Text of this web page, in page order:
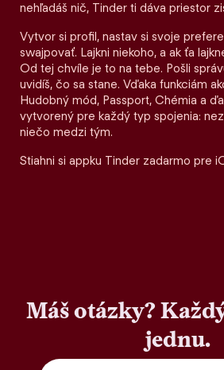
nehľadáš nič, Tinder ti dáva priestor
Vytvor si profil, nastav si svoje
swajpovať. Lajkni niekoho, a ak ťa
Od tej chvíle je to na tebe. Pošli
uvidíš, čo sa stane. Vďaka funkciám
Hudobný mód, Passport, Chémia a
vytvorený pre každý typ spojenia:
niečo medzi tým.
Stiahni si appku Tinder zadarmo pre
Máš otázky?
jednu.